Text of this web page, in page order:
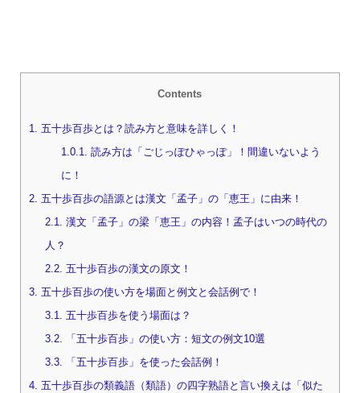
Contents
1. 五十歩百歩とは？読み方と意味を詳しく！
1.0.1. 読み方は「ごじっぽひゃっぽ」！間違いないよう
に！
2. 五十歩百歩の語源とは漢文「孟子」の「恵王」に由来！
2.1. 漢文「孟子」の梁「恵王」の内容！孟子はいつの時代の
人？
2.2. 五十歩百歩の漢文の原文！
3. 五十歩百歩の使い方を場面と例文と会話例で！
3.1. 五十歩百歩を使う場面は？
3.2. 「五十歩百歩」の使い方：短文の例文10選
3.3. 「五十歩百歩」を使った会話例！
4. 五十歩百歩の類義語（類語）の四字熟語と言い換えは「似た